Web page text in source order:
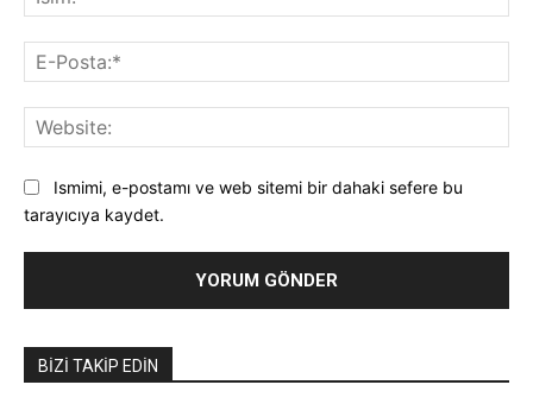
Ismimi, e-postamı ve web sitemi bir dahaki sefere bu
tarayıcıya kaydet.
BIZI TAKIP EDIN